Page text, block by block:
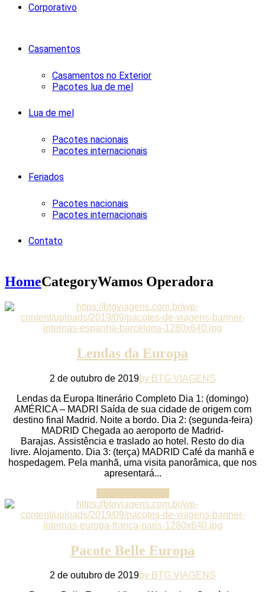
Corporativo
Casamentos
Casamentos no Exterior
Pacotes lua de mel
Lua de mel
Pacotes nacionais
Pacotes internacionais
Feriados
Pacotes nacionais
Pacotes internacionais
Contato
HomeCategoryWamos Operadora
Lendas da Europa
2 de outubro de 2019by BTG VIAGENS
Lendas da Europa Itinerário Completo Dia 1: (domingo)
AMÉRICA – MADRI Saída de sua cidade de origem com
destino final Madrid. Noite a bordo. Dia 2: (segunda-feira)
MADRID Chegada ao aeroporto de Madrid-
Barajas. Assistência e traslado ao hotel. Resto do dia
livre. Alojamento. Dia 3: (terça) MADRID Café da manhã e
hospedagem. Pela manhã, uma visita panorâmica, que nos
apresentará...
Pacote Belle Europa
2 de outubro de 2019by BTG VIAGENS